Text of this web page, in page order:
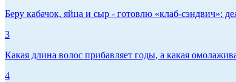
Беру кабачок, яйца и сыр - готовлю «клаб-сэндвич»:
3
Какая длина волос прибавляет годы, а какая
4